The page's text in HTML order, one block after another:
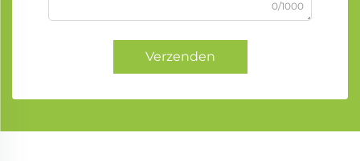
0/1000
Verzenden